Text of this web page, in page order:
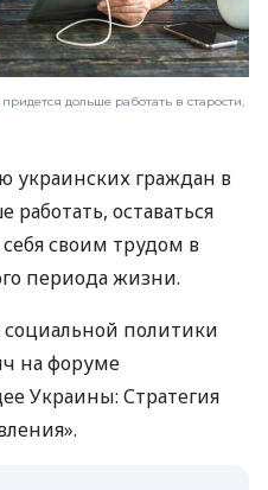
дольше работать в старости,
украинских граждан в
оставаться
своим трудом в
периода жизни.
политики
на форуме
Украины: Стратегия